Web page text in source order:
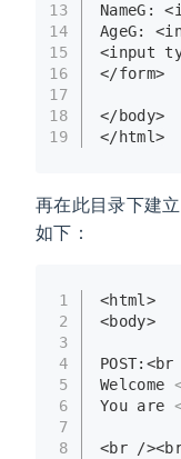
13
14
15
16
17
18
19
NameG:
AgeG:
<input
</form>
</body>
</html>
再在此目录下建
如下：
1
2
3
4
5
6
7
8
<html>
<body>
Welcome
You are
<br /